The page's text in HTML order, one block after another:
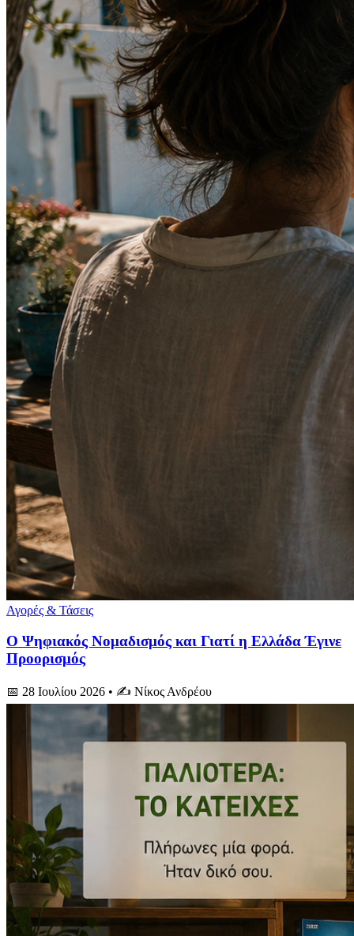
Αγορές & Τάσεις
Ο Ψηφιακός Νομαδισμός και Γιατί η Ελλάδα Έγινε
Προορισμός
📅 28 Ιουλίου 2026 • ✍️ Νίκος Ανδρέου